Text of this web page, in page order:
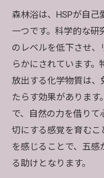
森林浴は、HSPが自己
一つです。科学的な研
のレベルを低下させ
らかにされています
放出する化学物質は、
たらす効果があります
で、自然の力を借り
切にする感覚を育むこ
を感じることで、五
る助けとなります。